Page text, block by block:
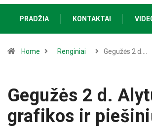
PRADŽIA KONTAKTAI
Home Renginiai Gegužės 2 d.…
Gegužės 2 d.
grafikos ir